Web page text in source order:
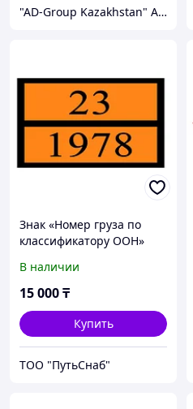
"AD-Group Kazakhstan" Автомобильные топливные системы. ТНВД, форсунки, бензонасосы, датчики, прочее.
Знак «Номер груза по
классификатору ООН»
В наличии
15 000₸
Купить
ТОО "ПутьСнаб"